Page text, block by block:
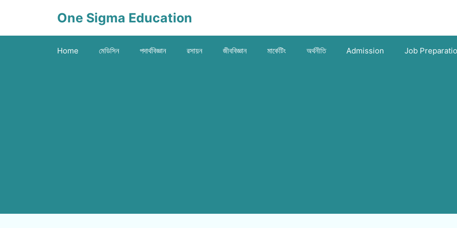
One Sigma Education
Home মেডিসিন পদার্থবিজ্ঞান রসায়ন জীববিজ্ঞান মার্কেটিং অর্থনীতি Admission Job